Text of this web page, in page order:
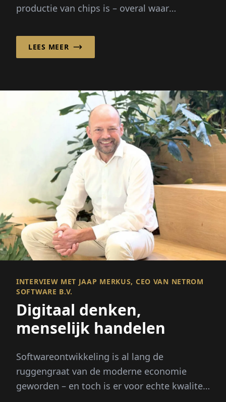
productie van chips is – overal waar
LEES MEER
INTERVIEW MET JAAP MERKUS, CEO VAN NETROM
SOFTWARE B.V.
Digitaal denken,
menselijk handelen
Softwareontwikkeling is al lang de
ruggengraat van de moderne economie
geworden – en toch is er voor echte kwaliteit